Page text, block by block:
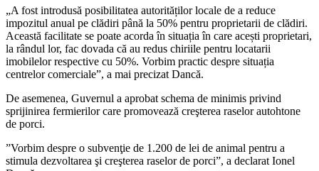
„A fost introdusă posibilitatea autorităților locale de a reduce
impozitul anual pe clădiri până la 50% pentru proprietarii de clădiri.
Această facilitate se poate acorda în situația în care acești proprietari,
la rândul lor, fac dovada că au redus chiriile pentru locatarii
imobilelor respective cu 50%. Vorbim practic despre situația
centrelor comerciale”, a mai precizat Dancă.
De asemenea, Guvernul a aprobat schema de minimis privind
sprijinirea fermierilor care promovează creşterea raselor autohtone
de porci.
”Vorbim despre o subvenţie de 1.200 de lei de animal pentru a
stimula dezvoltarea şi creşterea raselor de porci”, a declarat Ionel